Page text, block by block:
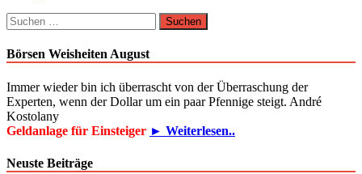
Suchen
nach:
Börsen Weisheiten August
Immer wieder bin ich überrascht von der Überraschung der
Experten, wenn der Dollar um ein paar Pfennige steigt. André
Kostolany
Geldanlage für Einsteiger ► Weiterlesen..
Neuste Beiträge